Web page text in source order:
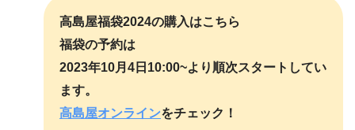
高島屋福袋2024の購入はこちら
福袋の予約は
2023年10月4日10:00~より順次スタートしてい
ます。
高島屋オンラインをチェック！